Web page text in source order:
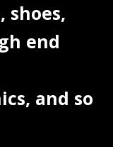
shoes,
end
and so